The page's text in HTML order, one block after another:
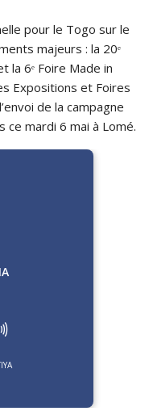
pour le Togo sur le
majeurs : la 20ᵉ
la 6ᵉ Foire Made in
Expositions et Foires
de la campagne
mardi 6 mai à Lomé.